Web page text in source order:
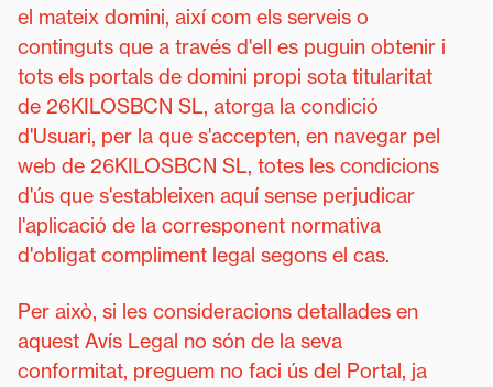
el mateix domini, així com els serveis o
continguts que a través d'ell es puguin obtenir i
tots els portals de domini propi sota titularitat
de 26KILOSBCN SL, atorga la condició
d'Usuari, per la que s'accepten, en navegar pel
web de 26KILOSBCN SL, totes les condicions
d'ús que s'estableixen aquí sense perjudicar
l'aplicació de la corresponent normativa
d'obligat compliment legal segons el cas.
Per això, si les consideracions detallades en
aquest Avís Legal no són de la seva
conformitat, preguem no faci ús del Portal, ja